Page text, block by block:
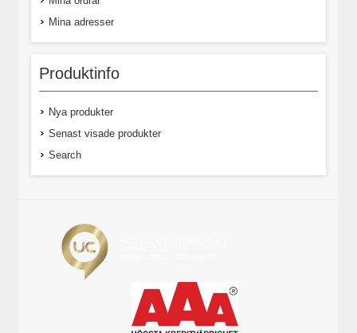
Mina adresser
Produktinfo
Nya produkter
Senast visade produkter
Search